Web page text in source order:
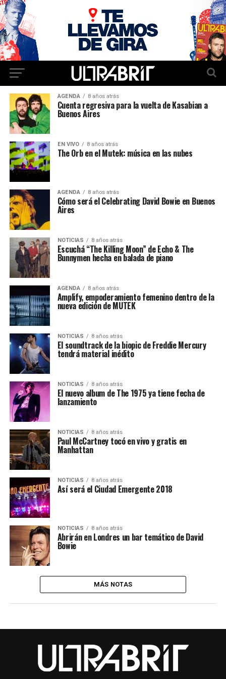
AGENDA 8 años atrás
Cuenta regresiva para la vuelta de Kasabian a
Buenos Aires
EN VIVO 8 años atrás
The Orb en el Mutek: música en las nubes
AGENDA 8 años atrás
Cómo será el Celebrating David Bowie en Buenos
Aires
NOTICIAS 8 años atrás
Escuchá “The Killing Moon” de Echo & The
Bunnymen hecha en balada de piano
AGENDA 8 años atrás
Amplify, empoderamiento femenino dentro de la
nueva edición de MUTEK
NOTICIAS 8 años atrás
El soundtrack de la biopic de Freddie Mercury
tendrá material inédito
NOTICIAS 8 años atrás
El nuevo album de The 1975 ya tiene fecha de
lanzamiento
NOTICIAS 8 años atrás
Paul McCartney tocó en vivo y gratis en
Manhattan
NOTICIAS 8 años atrás
Así será el Ciudad Emergente 2018
NOTICIAS 8 años atrás
Abrirán en Londres un bar temático de David
Bowie
MÁS NOTAS